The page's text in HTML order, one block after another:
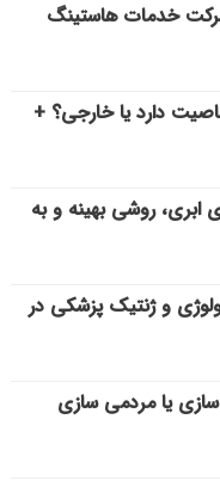
خدمات هاستینگ
دارد یا خارجی؟ +
ابری، روشی بهینه و به
و ژنتیک پزشکی در
یا مردمی سازی